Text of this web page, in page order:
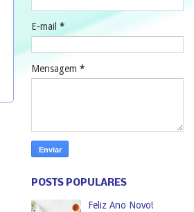
E-mail *
Mensagem *
POSTS POPULARES
Feliz Ano Novo!